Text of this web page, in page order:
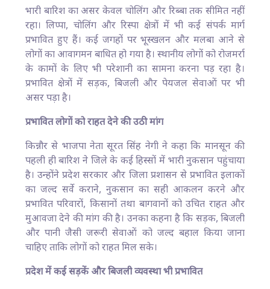
भारी बारिश का असर केवल चोलिंग और रिब्बा तक सीमित नहीं
रहा। लिप्पा, चोलिंग और रिस्पा क्षेत्रों में भी कई संपर्क मार्ग
प्रभावित हुए हैं। कई जगहों पर भूस्खलन और मलबा आने से
लोगों का आवागमन बाधित हो गया है। स्थानीय लोगों को रोजमर्रा
के कामों के लिए भी परेशानी का सामना करना पड़ रहा है।
प्रभावित क्षेत्रों में सड़क, बिजली और पेयजल सेवाओं पर भी
असर पड़ा है।
प्रभावित लोगों को राहत देने की उठी मांग
किन्नौर से भाजपा नेता सूरत सिंह नेगी ने कहा कि मानसून की
पहली ही बारिश ने जिले के कई हिस्सों में भारी नुकसान पहुंचाया
है। उन्होंने प्रदेश सरकार और जिला प्रशासन से प्रभावित इलाकों
का जल्द सर्वे कराने, नुकसान का सही आकलन करने और
प्रभावित परिवारों, किसानों तथा बागवानों को उचित राहत और
मुआवजा देने की मांग की है। उनका कहना है कि सड़क, बिजली
और पानी जैसी जरूरी सेवाओं को जल्द बहाल किया जाना
चाहिए ताकि लोगों को राहत मिल सके।
प्रदेश में कई सड़कें और बिजली व्यवस्था भी प्रभावित